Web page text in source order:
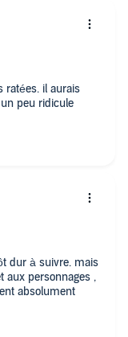
ratées. il aurais
peu ridicule
dur à suivre. mais
aux personnages ,
absolument
qui plane sur